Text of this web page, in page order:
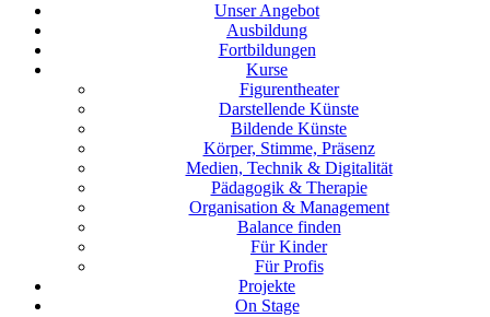
Unser Angebot
Ausbildung
Fortbildungen
Kurse
Figurentheater
Darstellende Künste
Bildende Künste
Körper, Stimme, Präsenz
Medien, Technik & Digitalität
Pädagogik & Therapie
Organisation & Management
Balance finden
Für Kinder
Für Profis
Projekte
On Stage